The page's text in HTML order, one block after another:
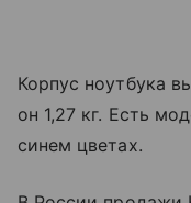
Корпус ноутбука
он 1,27 кг. Есть
синем цветах.